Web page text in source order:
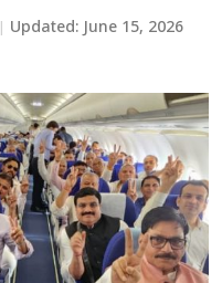
Updated: June 15, 2026